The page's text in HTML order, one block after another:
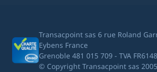
Transacpoint sas 6 rue Roland
Eybens France
Grenoble 481 015 709 - TVA
© Copyright Transacpoint sas